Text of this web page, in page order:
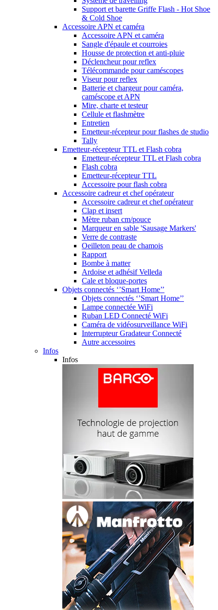
Support et barette Griffe Flash - Hot Shoe
& Cold Shoe
Accessoire APN et caméra
Accessoire APN et caméra
Sangle d'épaule et courroies
Housse de protection et anti-pluie
Déclencheur pour reflex
Télécommande pour caméscopes
Viseur pour reflex
Batterie et chargeur pour caméra,
caméscope et APN
Mire, charte et testeur
Cellule et flashmètre
Entretien
Emetteur-récepteur pour flashes de studio
Tally
Emetteur-récepteur TTL et Flash cobra
Emetteur-récepteur TTL et Flash cobra
Flash cobra
Emetteur-récepteur TTL
Accessoire pour flash cobra
Accessoire cadreur et chef opérateur
Accessoire cadreur et chef opérateur
Clap et insert
Mètre ruban cm/pouce
Marqueur en sable 'Sausage Markers'
Verre de contraste
Oeilleton peau de chamois
Rapport
Bombe à matter
Ardoise et adhésif Velleda
Cale et bloque-portes
Objets connectés ‘’Smart Home’’
Objets connectés ‘’Smart Home’’
Lampe connectée WiFi
Ruban LED Connecté WiFi
Caméra de vidéosurveillance WiFi
Interrupteur Gradateur Connecté
Autre accessoires
Infos
Infos